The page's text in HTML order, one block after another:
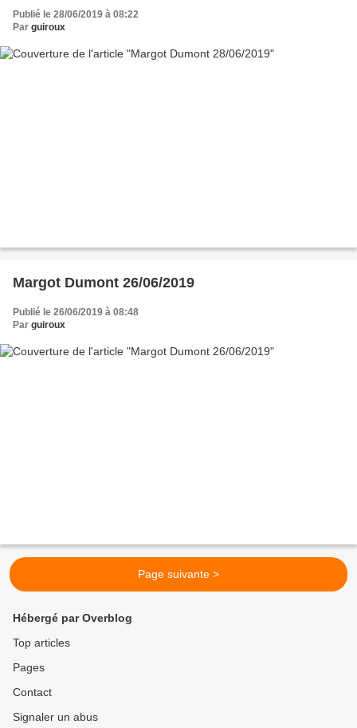
Publié le 28/06/2019 à 08:22
Par guiroux
Margot Dumont 26/06/2019
Publié le 26/06/2019 à 08:48
Par guiroux
Page suivante >
Hébergé par Overblog
Top articles
Pages
Contact
Signaler un abus